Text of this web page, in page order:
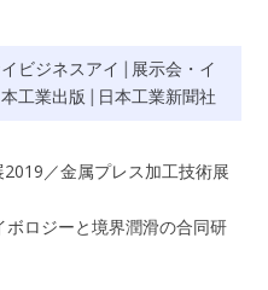
ビジネスアイ
展示会・イ
工業出版 日本工業新聞社
／金属プレス加工技術展
ボロジーと境界潤滑の合同研